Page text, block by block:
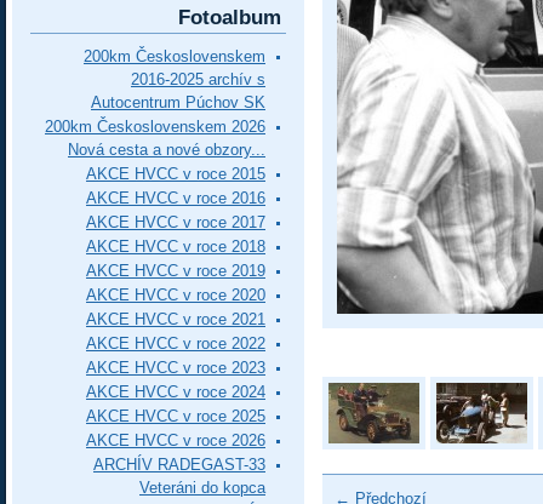
← Předchozí
Fotoalbum
200km Československem
2016-2025 archív s
Autocentrum Púchov SK
200km Československem 2026
Nová cesta a nové obzory...
AKCE HVCC v roce 2015
AKCE HVCC v roce 2016
AKCE HVCC v roce 2017
AKCE HVCC v roce 2018
AKCE HVCC v roce 2019
AKCE HVCC v roce 2020
AKCE HVCC v roce 2021
AKCE HVCC v roce 2022
AKCE HVCC v roce 2023
AKCE HVCC v roce 2024
AKCE HVCC v roce 2025
AKCE HVCC v roce 2026
ARCHÍV RADEGAST-33
Veteráni do kopca